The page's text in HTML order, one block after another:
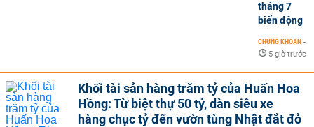
tháng 7
biến động
CHỨNG KHOÁN -
5 giờ trước
Khối tài sản hàng trăm tỷ của Huấn Hoa
Hồng: Từ biệt thự 50 tỷ, dàn siêu xe
hàng chục tỷ đến vườn tùng Nhật đắt đỏ